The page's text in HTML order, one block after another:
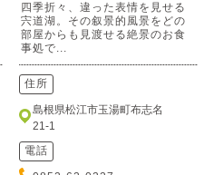
四季折々、違った表情を見せる
宍道湖。その叙景的風景をどの
部屋からも見渡せる絶景のお食
事処で...
住所
島根県松江市玉湯町布志名
21-1
電話